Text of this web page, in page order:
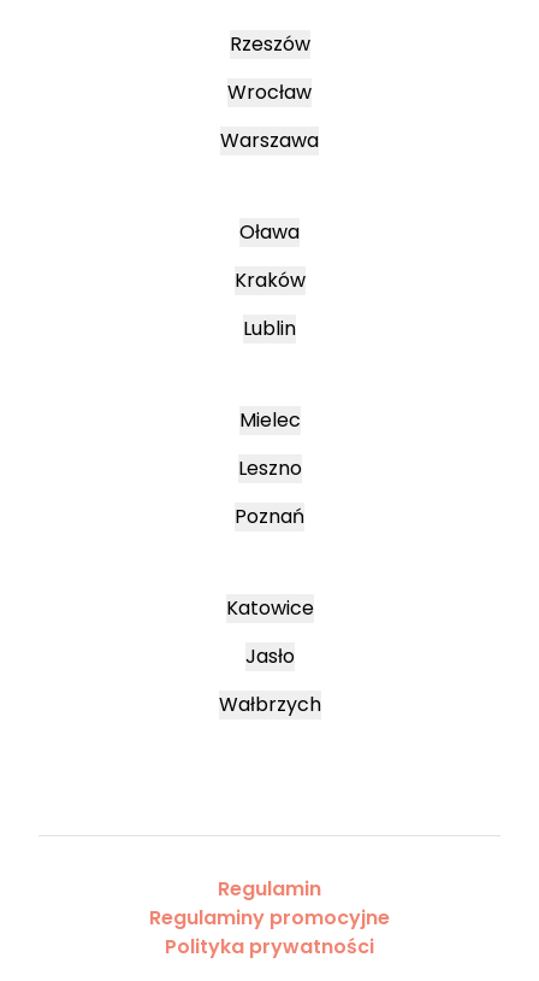
Rzeszów
Wrocław
Warszawa
Oława
Kraków
Lublin
Mielec
Leszno
Poznań
Katowice
Jasło
Wałbrzych
Regulamin
Regulaminy promocyjne
Polityka prywatności